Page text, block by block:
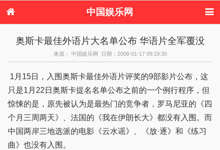
中国娱乐网
港台娱乐
日本娱乐 韩国娱乐
欧美娱乐
音乐新闻 影视新闻
内地明星八卦
港台明星八卦
日本韩国明星
八卦
欧美明星八卦 娱乐评论
奥斯卡最佳外语片大名单公布 华语片全军覆没
来源： 中国娱乐网 日期：2008-01-17 09:19:30
1月15日，入围奥斯卡最佳外语片评奖的9部影片公布，这
只是1月22日奥斯卡提名名单公布之前的一个例行程序，但
惊悚的是，原先被认为是最热门的竞争者，罗马尼亚的《四
个月三周两天》、法国的《我在伊朗长大》都没有入围。而
中国两岸三地选派的电影《云水谣》、《放·逐》和《练习
曲》也没有入围。